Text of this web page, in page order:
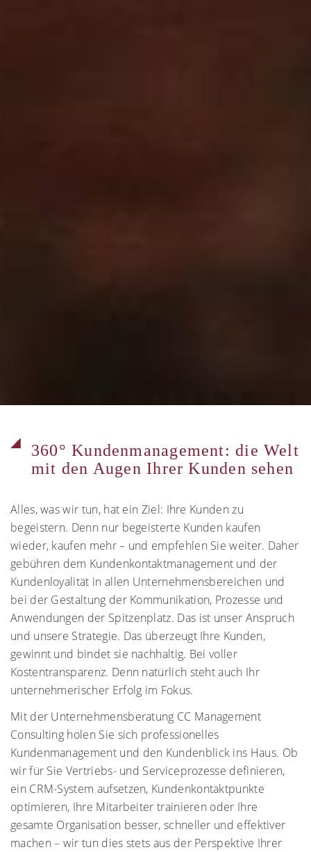
360° Kundenmanagement: die Welt
mit den Augen Ihrer Kunden sehen
Alles, was wir tun, hat ein Ziel: Ihre Kunden zu
begeistern. Denn nur begeisterte Kunden kaufen
wieder, kaufen mehr – und empfehlen Sie weiter. Daher
gebühren dem Kundenkontaktmanagement und der
Kundenloyalität in allen Unternehmensbereichen und
bei der Gestaltung der Kommunikation, Prozesse und
Anwendungen der Spitzenplatz. Das ist unser Anspruch
und unsere Strategie. Das überzeugt Ihre Kunden,
gewinnt und bindet sie nachhaltig. Bei voller
Kostentransparenz. Denn natürlich steht auch Ihr
unternehmerischer Erfolg im Fokus.
Mit der Unternehmensberatung CC Management
Consulting holen Sie sich professionelles
Kundenmanagement und den Kundenblick ins Haus. Ob
wir für Sie Vertriebs- und Serviceprozesse definieren,
ein CRM-System aufsetzen, Kundenkontaktpunkte
optimieren, Ihre Mitarbeiter trainieren oder Ihre
gesamte Organisation besser, schneller und effektiver
machen – wir tun dies stets aus der Perspektive Ihrer